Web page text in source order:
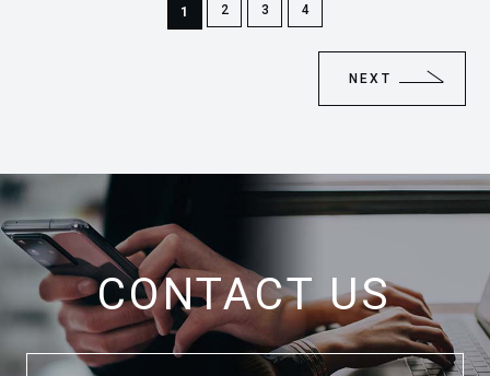
1 2 3 4
NEXT
CONTACT US